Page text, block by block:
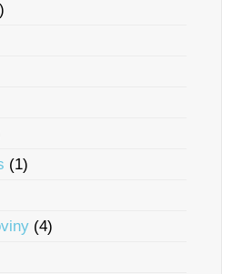
(1)
(4)